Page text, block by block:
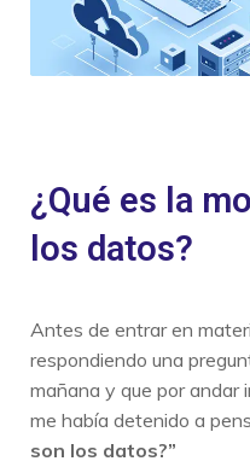
¿Qué es la
los datos?
Antes de entrar en
respondiendo una
mañana y que por andar
me había detenido a
son los datos?”